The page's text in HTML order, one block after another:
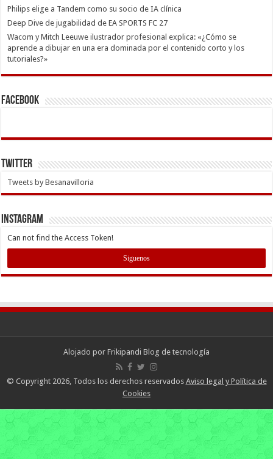
Philips elige a Tandem como su socio de IA clínica
Deep Dive de jugabilidad de EA SPORTS FC 27
Wacom y Mitch Leeuwe ilustrador profesional explica: «¿Cómo se
aprende a dibujar en una era dominada por el contenido corto y los
tutoriales?»
Facebook
Twitter
Tweets by Besanavilloria
INSTAGRAM
Can not find the Access Token!
Siguenos
Alojado por Frikipandi Blog de tecnología
© Copyright 2026, Todos los derechos reservados Aviso legal y Política de
Cookies